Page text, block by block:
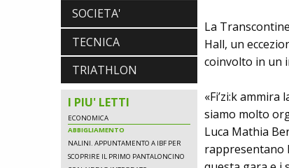
SOCIETA'
TECNICA
TRIATHLON
I PIU' LETTI
GIALLA E UNA SPECIAL EDITION DELLA
COMPONENTISTICA
ULAC. COURSIER JAGER 3L, LA BORSA
AL MANUBRIO LEGGERA ED
ECONOMICA
NALINI. APPUNTAMENTO A IBF PER
SCOPRIRE IL PRIMO PANTALONCINO
BICICLETTE
LOOK. LA NUOVA 785 HUEZ RS,
La
Hall, un
coinvolto in un
«Fi’zi:k
siamo molto
Luca Mathia
rappresentano